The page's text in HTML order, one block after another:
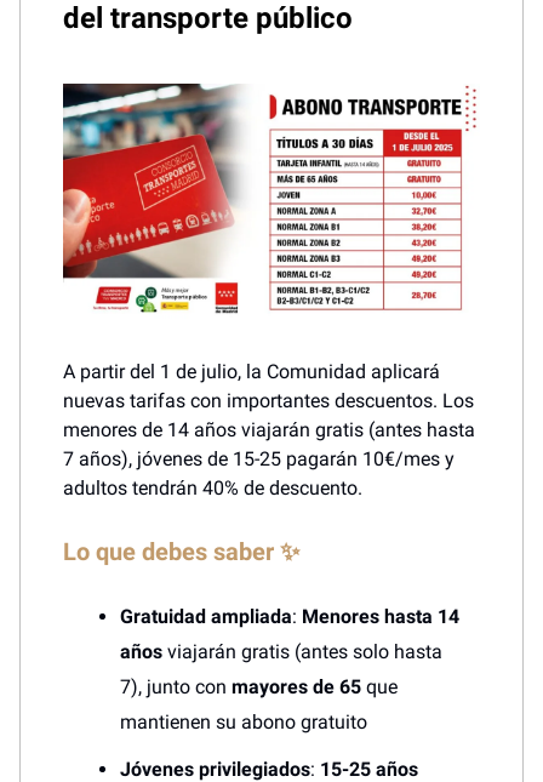
del transporte público
A partir del 1 de julio, la Comunidad aplicará
nuevas tarifas con importantes descuentos. Los
menores de 14 años viajarán gratis (antes hasta
7 años), jóvenes de 15-25 pagarán 10€/mes y
adultos tendrán 40% de descuento.
Lo que debes saber ✨
Gratuidad ampliada: Menores hasta 14
años viajarán gratis (antes solo hasta
7), junto con mayores de 65 que
mantienen su abono gratuito
Jóvenes privilegiados: 15-25 años